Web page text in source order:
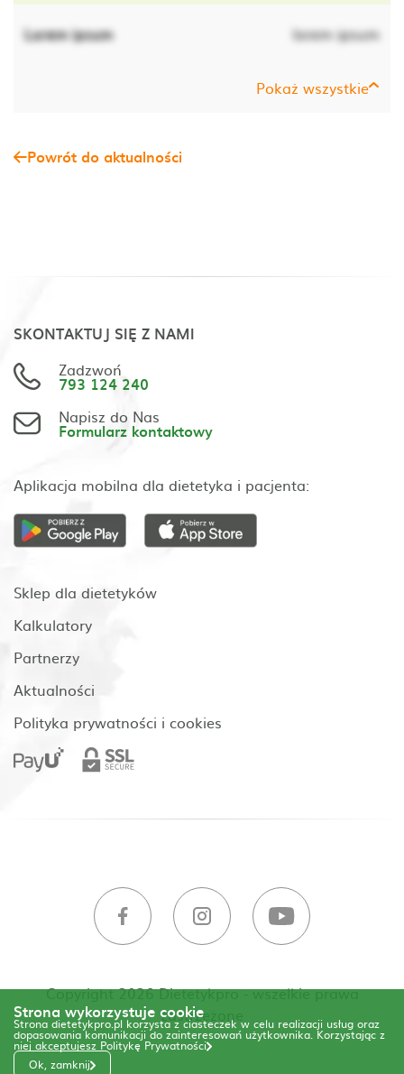
Lorem ipsum lorem ipsum
Pokaż wszystkie
Powrót do aktualności
SKONTAKTUJ SIĘ Z NAMI
Zadzwoń
793 124 240
Napisz do Nas
Formularz kontaktowy
Aplikacja mobilna dla dietetyka i pacjenta:
Sklep dla dietetyków
Kalkulatory
Partnerzy
Aktualności
Polityka prywatności i cookies
Copyright 2026 Dietetykpro - wszelkie prawa
zastrzeżone
Strona wykorzystuje cookie
Strona dietetykpro.pl korzysta z ciasteczek w celu realizacji usług oraz
dopasowania komunikacji do zainteresowań użytkownika. Korzystając z
niej akceptujesz Politykę Prywatności
Ok, zamknij